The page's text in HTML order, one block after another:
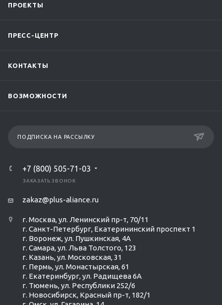
ПРОЕКТЫ
ПРЕСС-ЦЕНТР
КОНТАКТЫ
ВОЗМОЖНОСТИ
ПОДПИСКА НА РАССЫЛКУ
+7 (800) 505-71-03
ЗАКАЗАТЬ ЗВОНОК
zakaz@plus-aliance.ru
г. Москва, ул. Ленинский пр-т, 70/11
г. Санкт-Петербург, Екатерининский проспект 1
г. Воронеж, ул. Пушкинская, 4А
г. Самара, ул. Льва Толстого, 123
г. Казань, ул. Московская, 31
г. Пермь, ул. Монастырская, 61
г. Екатеринбург, ул. Радищева 6А
г. Тюмень, ул. Республики 252/6
г. Новосибирск, Красный пр-т, 182/1